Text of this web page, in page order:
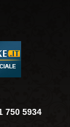
750 5934